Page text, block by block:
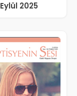
Eylül 2025